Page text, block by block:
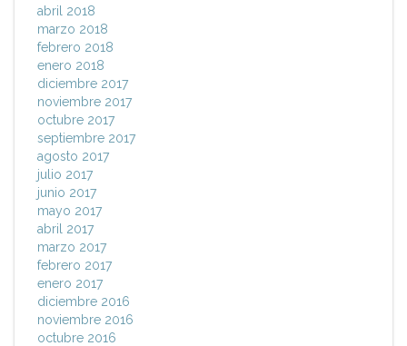
abril 2018
marzo 2018
febrero 2018
enero 2018
diciembre 2017
noviembre 2017
octubre 2017
septiembre 2017
agosto 2017
julio 2017
junio 2017
mayo 2017
abril 2017
marzo 2017
febrero 2017
enero 2017
diciembre 2016
noviembre 2016
octubre 2016